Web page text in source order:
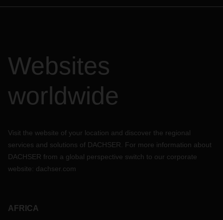
Websites
worldwide
Visit the website of your location and discover the regional
services and solutions of DACHSER. For more information about
DACHSER from a global perspective switch to our corporate
website: dachser.com
AFRICA